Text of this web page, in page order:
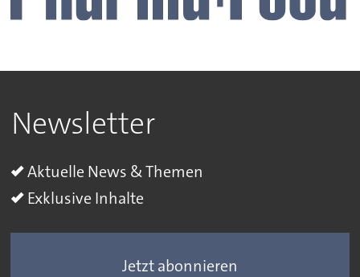
Newsletter
Aktuelle News & Themen
Exklusive Inhalte
Jetzt abonnieren